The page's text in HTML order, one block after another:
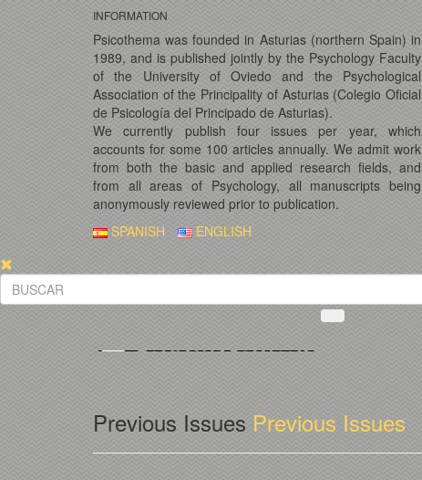
INFORMATION
Psicothema was founded in Asturias (northern Spain) in
1989, and is published jointly by the Psychology Faculty
of the University of Oviedo and the Psychological
Association of the Principality of Asturias (Colegio Oficial
de Psicología del Principado de Asturias).
We currently publish four issues per year, which
accounts for some 100 articles annually. We admit work
from both the basic and applied research fields, and
from all areas of Psychology, all manuscripts being
anonymously reviewed prior to publication.
SPANISH ENGLISH
Previous Issues Previous Issues